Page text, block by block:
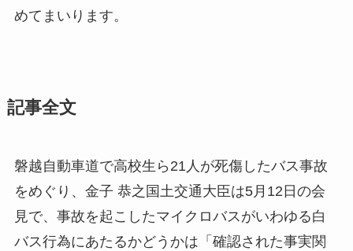
めてまいります。
記事全文
磐越自動車道で高校生ら21人が死傷したバス事故
をめぐり、金子 恭之国土交通大臣は5月12日の会
見で、事故を起こしたマイクロバスがいわゆる白
バス行為にあたるかどうかは「確認された事実関